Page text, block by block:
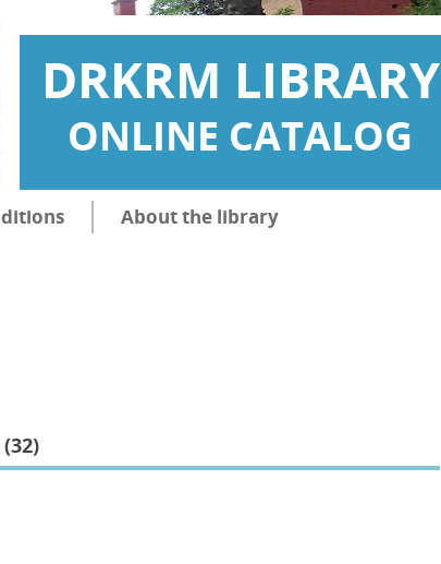
DRKRM LIBRARY
ONLINE CATALOG
About the library
(32)